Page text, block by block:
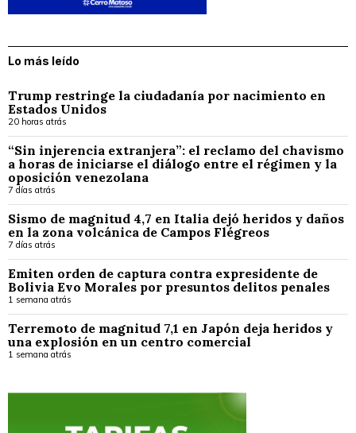
Lo más leído
Trump restringe la ciudadanía por nacimiento en
Estados Unidos
20 horas atrás
“Sin injerencia extranjera”: el reclamo del chavismo
a horas de iniciarse el diálogo entre el régimen y la
oposición venezolana
7 días atrás
Sismo de magnitud 4,7 en Italia dejó heridos y daños
en la zona volcánica de Campos Flégreos
7 días atrás
Emiten orden de captura contra expresidente de
Bolivia Evo Morales por presuntos delitos penales
1 semana atrás
Terremoto de magnitud 7,1 en Japón deja heridos y
una explosión en un centro comercial
1 semana atrás